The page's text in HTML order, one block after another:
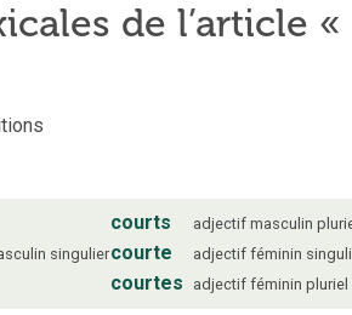
de l’article «
singulier
courts adjectif masculin
courte adjectif féminin
courtes adjectif féminin pluriel